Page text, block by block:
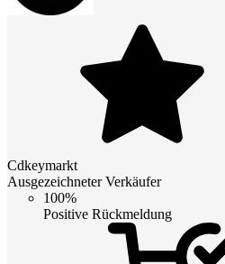
Cdkeymarkt
Ausgezeichneter Verkäufer
100%
Positive Rückmeldung